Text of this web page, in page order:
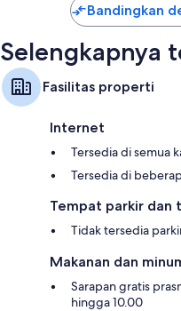
Bandingkan
Selengkapnya
Fasilitas properti
Internet
Tersedia di semua
Tersedia di
Tempat parkir dan
Tidak tersedia
Makanan dan
Sarapan gratis
hingga 10.00